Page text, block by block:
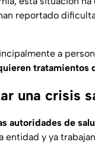
reportado
a
tratamientos
una crisis
autoridades de
y ya